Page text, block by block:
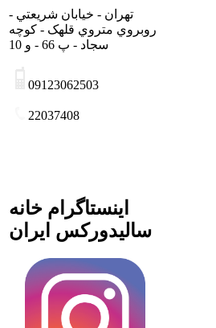
تهران - خيابان شريعتي -
روبروي متروي قلهک - کوچه
سجاد - پ 66 - و 10
09123062503
22037408
اینستاگرام خانه
سالیدورکس ایران